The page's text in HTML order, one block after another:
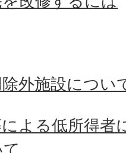
外施設につい
よる低所得者